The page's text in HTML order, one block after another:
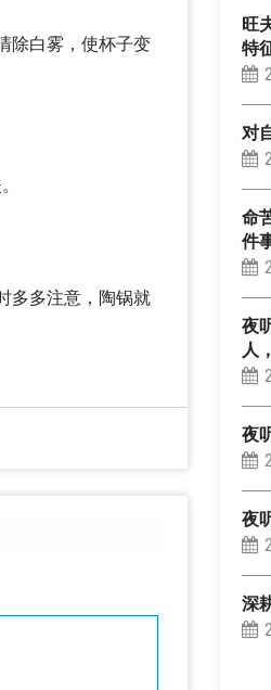
除白雾，使杯子变
多多注意，陶锅就
旺
特
对
命
件
夜
人
夜
夜
深